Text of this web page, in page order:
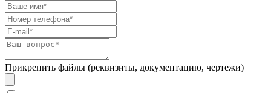
Прикрепить файлы (реквизиты, документацию, чертежи)